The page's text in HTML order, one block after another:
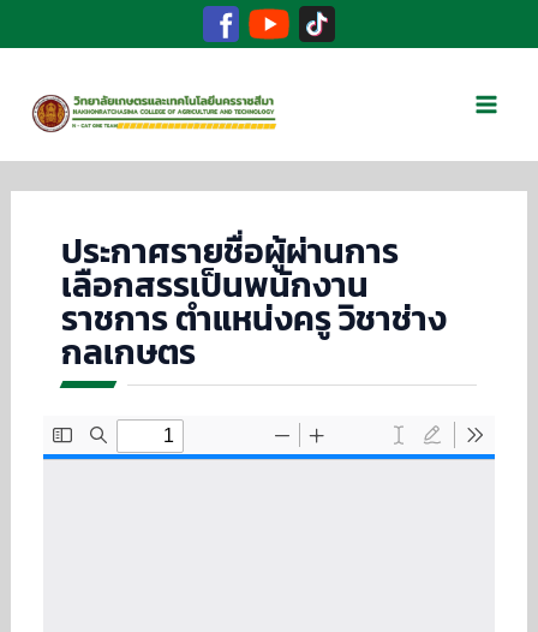
to
ประกาศรายชื่อผู้ผ่านการ
เลือกสรรเป็นพนักงาน
ราชการ ตำแหน่งครู วิชาช่าง
กลเกษตร
Facebook
TikTokYouTube